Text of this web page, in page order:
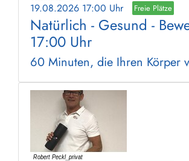
19.08.2026 17:00 Uhr Freie Plätze
Natürlich - Gesund -
17:00 Uhr
60 Minuten, die Ihren Körper